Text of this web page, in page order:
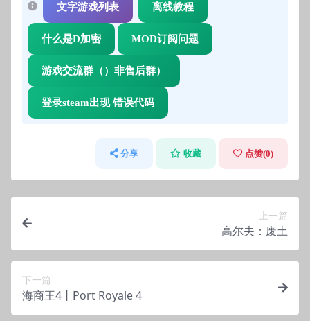
文字游戏列表 离线教程
什么是D加密 MOD订阅问题
游戏交流群（）非售后群）
登录steam出现 错误代码
分享 收藏 点赞(0)
上一篇
高尔夫：废土
下一篇
海商王4丨Port Royale 4